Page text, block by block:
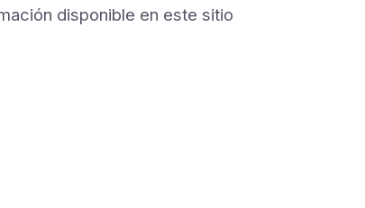
disponible en este sitio